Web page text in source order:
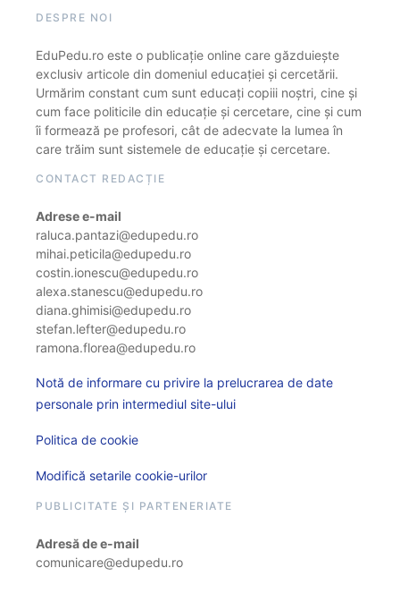
DESPRE NOI
EduPedu.ro este o publicație online care găzduiește
exclusiv articole din domeniul educației și cercetării.
Urmărim constant cum sunt educați copiii noștri, cine și
cum face politicile din educație și cercetare, cine și cum
îi formează pe profesori, cât de adecvate la lumea în
care trăim sunt sistemele de educație și cercetare.
CONTACT REDACȚIE
Adrese e-mail
raluca.pantazi@edupedu.ro
mihai.peticila@edupedu.ro
costin.ionescu@edupedu.ro
alexa.stanescu@edupedu.ro
diana.ghimisi@edupedu.ro
stefan.lefter@edupedu.ro
ramona.florea@edupedu.ro
Notă de informare cu privire la prelucrarea de date
personale prin intermediul site-ului
Politica de cookie
Modifică setarile cookie-urilor
PUBLICITATE ȘI PARTENERIATE
Adresă de e-mail
comunicare@edupedu.ro